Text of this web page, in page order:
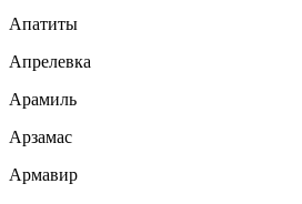
Апатиты
Апрелевка
Арамиль
Арзамас
Армавир